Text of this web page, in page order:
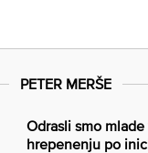
PETER MERŠE
Odrasli smo
hrepenenju po